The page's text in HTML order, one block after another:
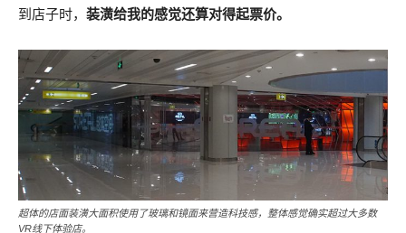
到店子时， 装潢给我的感觉还算对得起票价。
超体的店面装潢大面积使用了玻璃和镜面来营造科技感，整体感觉确实超过大多数
VR线下体验店。